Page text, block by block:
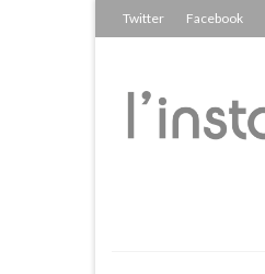
Twitter Facebook